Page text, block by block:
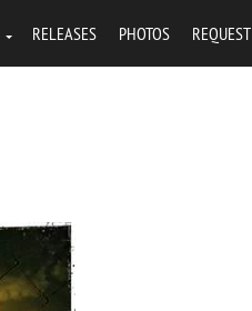
RELEASES PHOTOS REQUEST